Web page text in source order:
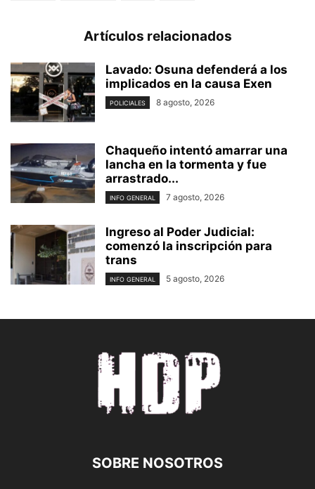
Artículos relacionados
Lavado: Osuna defenderá a los
implicados en la causa Exen
POLICIALES 8 agosto, 2026
Chaqueño intentó amarrar una
lancha en la tormenta y fue
arrastrado...
INFO GENERAL 7 agosto, 2026
Ingreso al Poder Judicial:
comenzó la inscripción para
trans
INFO GENERAL 5 agosto, 2026
SOBRE NOSOTROS